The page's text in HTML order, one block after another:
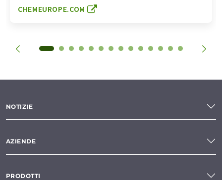
CHEMEUROPE.COM
NOTIZIE
AZIENDE
PRODOTTI